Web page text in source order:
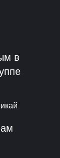
в